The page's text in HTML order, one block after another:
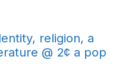
religion, a
@ 2¢ a pop